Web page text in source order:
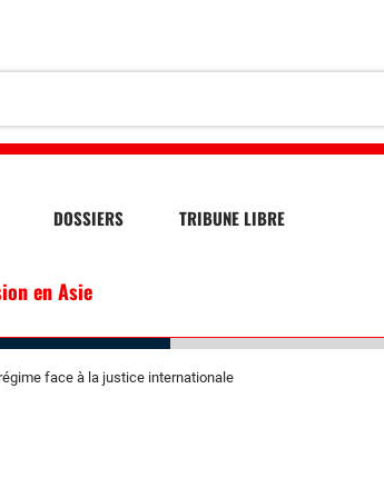
DOSSIERS TRIBUNE LIBRE
en Asie
face à la justice internationale